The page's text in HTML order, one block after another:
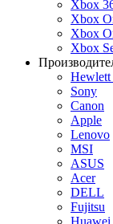
Xbox
Xbox
Xbox
Xbox
Hewlett
Sony
Canon
Apple
Lenovo
MSI
ASUS
Acer
DELL
Fujitsu
Huawei